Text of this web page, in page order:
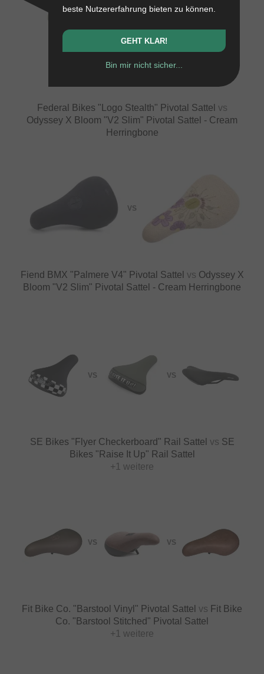
VS
Federal Bikes "Logo Stealth" Pivotal Sattel vs
Odyssey X Bloom "V2 Slim" Pivotal Sattel - Cream
Herringbone
VS
Fiend BMX "Palmere V4" Pivotal Sattel vs Odyssey X
Bloom "V2 Slim" Pivotal Sattel - Cream Herringbone
VS VS
SE Bikes "Flyer Checkerboard" Rail Sattel vs SE
Bikes "Raise It Up" Rail Sattel
+1 weitere
VS VS
Fit Bike Co. "Barstool Vinyl" Pivotal Sattel vs Fit Bike
Co. "Barstool Stitched" Pivotal Sattel
+1 weitere
beste Nutzererfahrung bieten zu können.
GEHT KLAR!
Bin mir nicht sicher...